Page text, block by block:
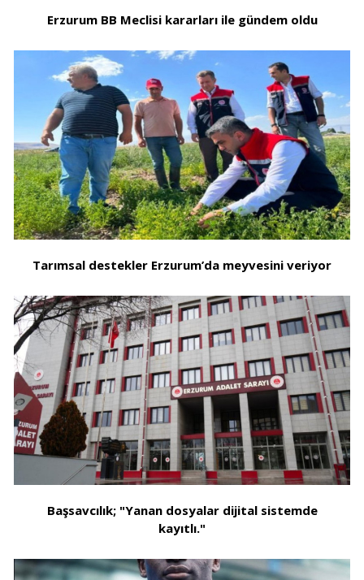
Erzurum BB Meclisi kararları ile gündem oldu
Tarımsal destekler Erzurum’da meyvesini veriyor
Başsavcılık; "Yanan dosyalar dijital sistemde
kayıtlı."